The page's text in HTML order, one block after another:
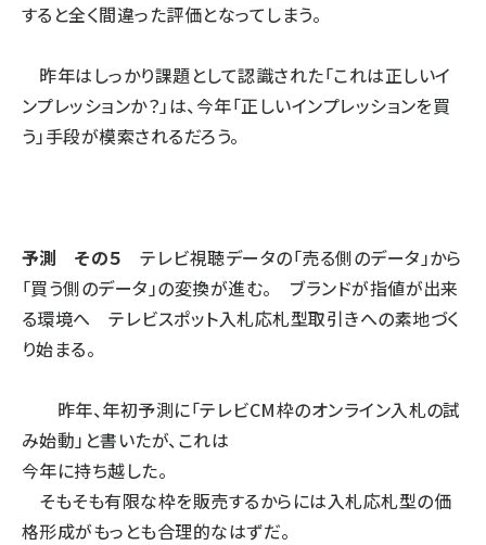
すると全く間違った評価となってしまう。
昨年はしっかり課題として認識された「これは正しいイ
ンプレッションか？」は、今年「正しいインプレッションを買
う」手段が模索されるだろう。
予測 その５ テレビ視聴データの「売る側のデータ」から
「買う側のデータ」の変換が進む。 ブランドが指値が出来
る環境へ テレビスポット入札応札型取引きへの素地づく
り始まる。
昨年、年初予測に「テレビCM枠のオンライン入札の試
み始動」と書いたが、これは
今年に持ち越した。
そもそも有限な枠を販売するからには入札応札型の価
格形成がもっとも合理的なはずだ。